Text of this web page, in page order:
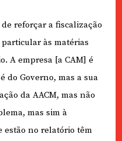
reforçar a fiscalização
às matérias
A empresa [a CAM] é
do Governo, mas a sua
da AACM, mas não
mas sim à
estão no relatório têm